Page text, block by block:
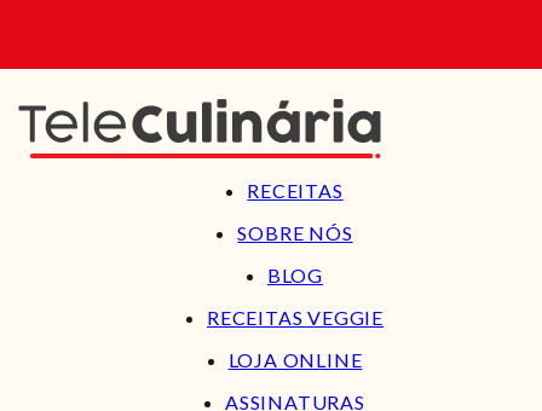
RECEITAS
SOBRE NÓS
BLOG
RECEITAS VEGGIE
LOJA ONLINE
ASSINATURAS